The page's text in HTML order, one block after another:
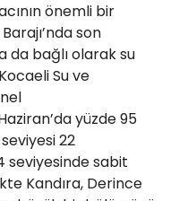
önemli bir
son
da bağlı olarak su
Su ve
yüzde 95
22
seviyesinde sabit
Kandıra, Derince